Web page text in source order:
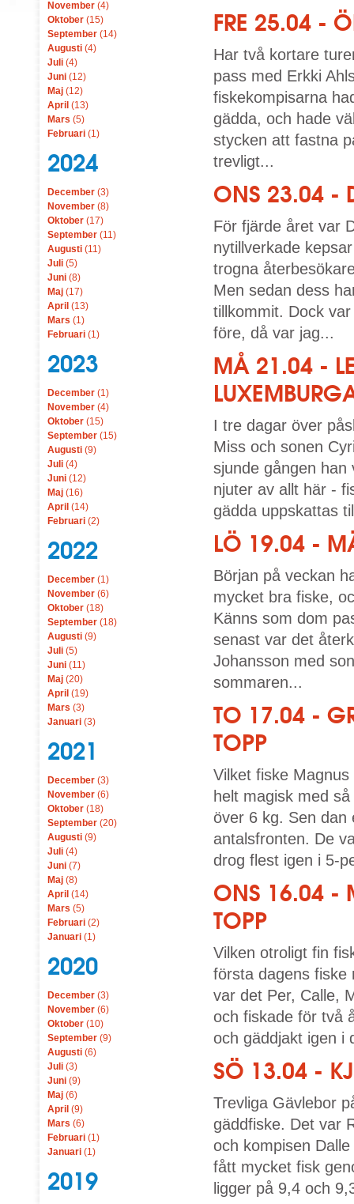
November (4)
Oktober (15)
September (14)
Augusti (4)
Juli (4)
Juni (12)
Maj (12)
April (13)
Mars (5)
Februari (1)
2024
December (3)
November (8)
Oktober (17)
September (11)
Augusti (11)
Juli (5)
Juni (8)
Maj (17)
April (13)
Mars (1)
Februari (1)
2023
December (1)
November (4)
Oktober (15)
September (15)
Augusti (9)
Juli (4)
Juni (12)
Maj (16)
April (14)
Februari (2)
2022
December (1)
November (6)
Oktober (18)
September (18)
Augusti (9)
Juli (5)
Juni (11)
Maj (20)
April (19)
Mars (3)
Januari (3)
2021
December (3)
November (6)
Oktober (18)
September (20)
Augusti (9)
Juli (4)
Juni (7)
Maj (8)
April (14)
Mars (5)
Februari (2)
Januari (1)
2020
December (3)
November (6)
Oktober (10)
September (9)
Augusti (6)
Juli (3)
Juni (9)
Maj (6)
April (9)
Mars (6)
Februari (1)
Januari (1)
2019
FRE 25.04 -
Har två kortare
pass med Erkki
fiskekompisarna
gädda, och hade
stycken att fastna
trevligt...
ONS 23.04 -
För fjärde året var
nytillverkade
trogna
Men sedan dess
tillkommit. Dock
före, då var jag...
MÅ 21.04 -
I tre dagar över
Miss och sonen
sjunde gången
njuter av allt här -
gädda uppskattas
LÖ 19.04 -
Början på veckan
mycket bra fiske,
Känns som dom
senast var det
Johansson med
sommaren...
TO 17.04 -
TOPP
Vilket fiske
helt magisk med
över 6 kg. Sen dan
antalsfronten. De
drog flest igen i 5-
ONS 16.04 -
TOPP
Vilken otroligt fin
första dagens fiske
var det Per, Calle,
och fiskade för två
och gäddjakt igen i
SÖ 13.04 -
Trevliga Gävlebor
gäddfiske. Det var
och kompisen
fått mycket fisk
ligger på 9,4 och